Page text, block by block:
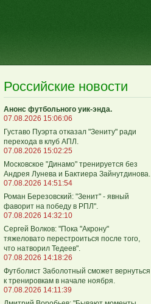
Российские новости
Анонс футбольного уик-энда.
07.08.2026 15:06:06
Густаво Пуэрта отказал "Зениту" ради
перехода в клуб АПЛ.
07.08.2026 15:02:25
Московское "Динамо" тренируется без
Андрея Лунева и Бактиера Зайнутдинова.
07.08.2026 14:51:54
Роман Березовский: "Зенит" - явный
фаворит на победу в РПЛ".
07.08.2026 14:32:10
Сергей Волков: "Пока "Акрону"
тяжеловато перестроиться после того,
что натворил Тедеев".
07.08.2026 14:18:26
Футболист Заболотный сможет вернуться
к тренировкам в начале ноября.
07.08.2026 14:11:39